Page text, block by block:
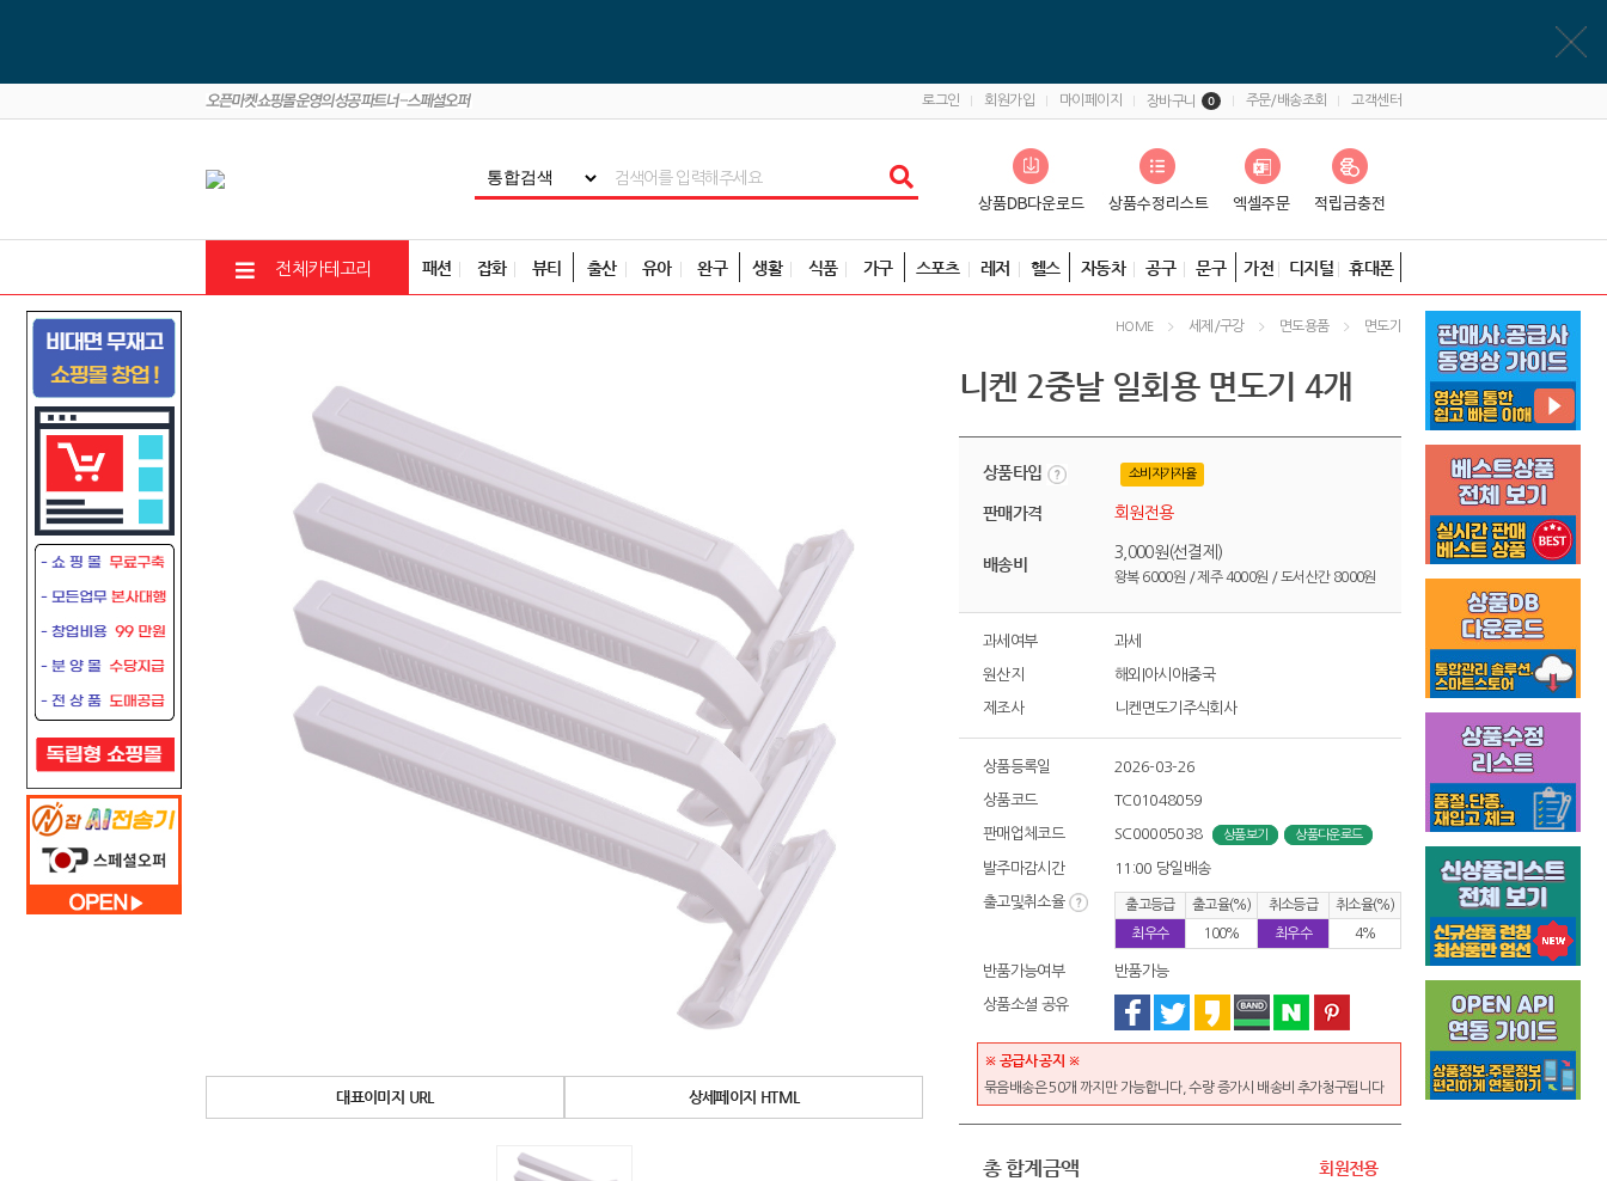
로그인 회원가입 마이페이지 장바구니 0 주문/배송조회 고객센터
전체카테고리 패션 잡화 뷰티 출산 유아 완구 생활 식품 가구 스포츠 레저 헬스 자동차 공구 문구 가전 디지털 휴대폰
HOME 세제/구강 면도용품 면도기
대표이미지 URL 상세페이지 HTML
니켄 2중날 일회용 면도기 4개
상품타입 소비자가자율
판매가격 회원전용
배송비
3,000원(선결제)
왕복 6000원 / 제주 4000원 / 도서산간 8000원
과세여부 과세
원산지 해외|아시아|중국
제조사 니켄면도기주식회사
상품등록일 2026-03-26
상품코드 TC01048059
판매업체코드 SC00005038 상품보기 상품다운로드
발주마감시간 11:00 당일배송
출고및취소율 출고등급 출고율(%) 취소등급
취소율(%)
최우수
100% 최우수 4%
반품가능여부 반품가능
상품소셜 공유
※ 공급사 공지 ※
묶음배송은 50개 까지만 가능합니다, 수량 증가시 배송비 추가청구됩니다
총 합계금액 회원전용